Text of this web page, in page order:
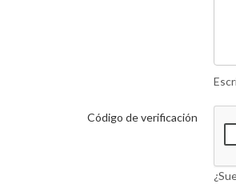
Código de verificación